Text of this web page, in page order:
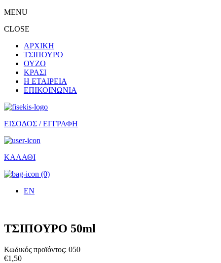
MENU
CLOSE
ΑΡΧΙΚΗ
ΤΣΙΠΟΥΡΟ
ΟΥΖΟ
ΚΡΑΣΙ
Η ΕΤΑΙΡΕΙΑ
ΕΠΙΚΟΙΝΩΝΙΑ
ΕΙΣΟΔΟΣ / ΕΓΓΡΑΦΗ
ΚΑΛΑΘΙ
(0)
EN
ΤΣΙΠΟΥΡΟ 50ml
Κωδικός προϊόντος: 050
€1,50